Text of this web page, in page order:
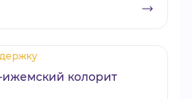
колорит